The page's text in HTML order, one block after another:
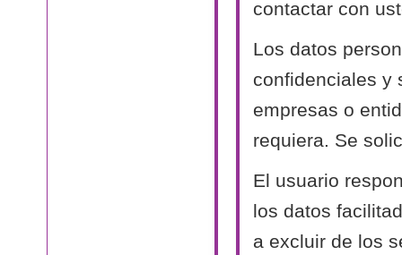
contactar con
Los datos
confidenciales y
empresas o
requiera. Se
El usuario
los datos
a excluir de los